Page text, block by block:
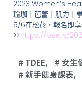
2023 Women’s
瑜珈｜芭蕾｜肌力｜
5/6在松菸，報名即
>>https://pse.is/
TDEE, 女生
新手健身課表,